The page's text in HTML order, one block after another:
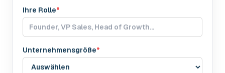
Ihre Rolle*
Unternehmensgröße*